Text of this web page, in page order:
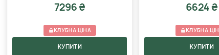
7296 ₴
КЛУБНА ЦІНА
КУПИТИ
6624 ₴
КЛУБНА
КУПИТИ